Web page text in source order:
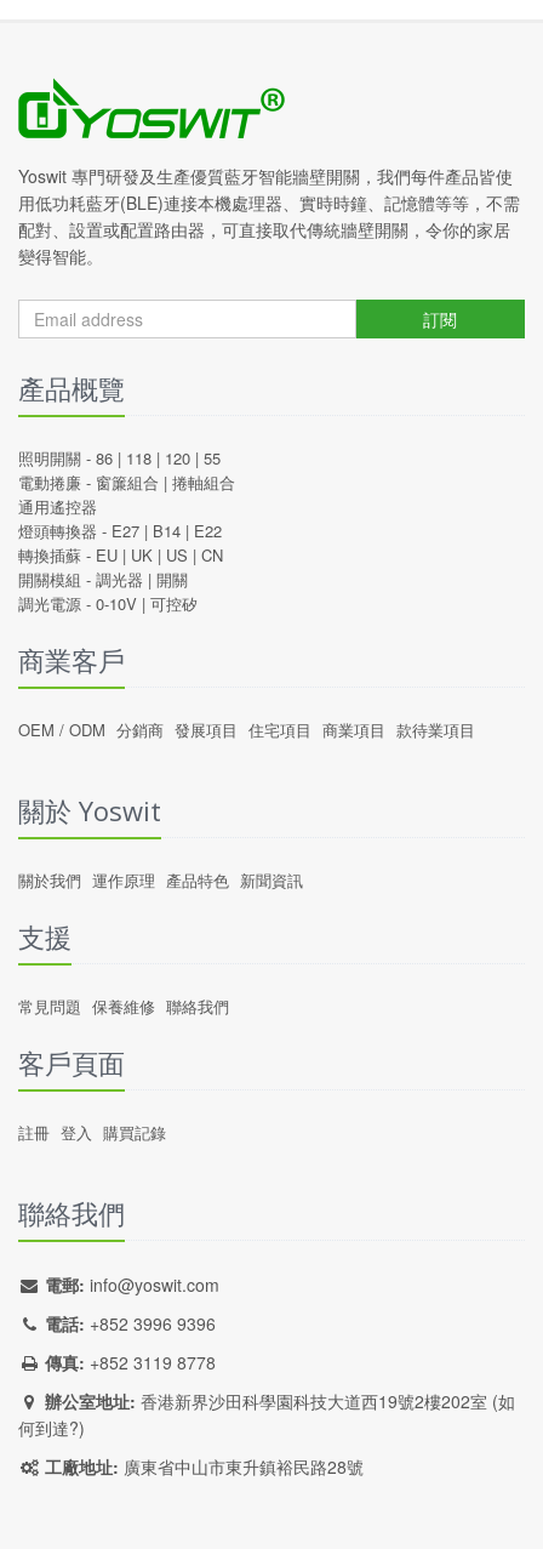
Yoswit 專門研發及生產優質藍牙智能牆壁開關，我們每件產品皆使
用低功耗藍牙(BLE)連接本機處理器、實時時鐘、記憶體等等，不需
配對、設置或配置路由器，可直接取代傳統牆壁開關，令你的家居
變得智能。
訂閱
產品概覽
照明開關 - 86 | 118 | 120 | 55
電動捲廉 - 窗簾組合 | 捲軸組合
通用遙控器
燈頭轉換器 - E27 | B14 | E22
轉換插蘇 - EU | UK | US | CN
開關模組 - 調光器 | 開關
調光電源 - 0-10V | 可控矽
商業客戶
OEM / ODM 分銷商 發展項目 住宅項目 商業項目 款待業項目
關於 Yoswit
關於我們 運作原理 產品特色 新聞資訊
支援
常見問題 保養維修 聯絡我們
客戶頁面
註冊 登入 購買記錄
聯絡我們
電郵: info@yoswit.com
電話: +852 3996 9396
傳真: +852 3119 8778
辦公室地址: 香港新界沙田科學園科技大道西19號2樓202室 (如
何到達?)
工廠地址: 廣東省中山市東升鎮裕民路28號